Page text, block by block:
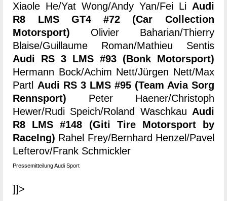
Xiaole He/Yat Wong/Andy Yan/Fei Li Audi
R8 LMS GT4 #72 (Car Collection
Motorsport) Olivier Baharian/Thierry
Blaise/Guillaume Roman/Mathieu Sentis
Audi RS 3 LMS #93 (Bonk Motorsport)
Hermann Bock/Achim Nett/Jürgen Nett/Max
Partl Audi RS 3 LMS #95 (Team Avia Sorg
Rennsport) Peter Haener/Christoph
Hewer/Rudi Speich/Roland Waschkau Audi
R8 LMS #148 (Giti Tire Motorsport by
RaceIng) Rahel Frey/Bernhard Henzel/Pavel
Lefterov/Frank Schmickler
Pressemitteilung Audi Sport
]]>